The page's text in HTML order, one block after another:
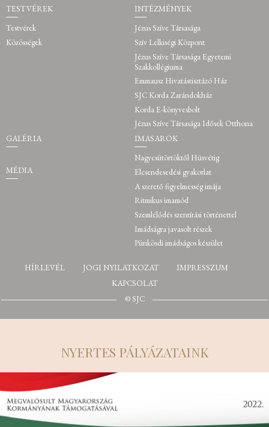
TESTVÉREK
Testvérek
Közösségek
INTÉZMÉNYEK
Jézus Szíve Társasága
Szív Lelkiségi Központ
Jézus Szíve Társasága Egyetemi
Szakkollégiuma
Emmausz Hivatástisztázó Ház
SJC Korda Zarándokház
Korda E-könyvesbolt
Jézus Szíve Társasága Idősek Otthona
GALÉRIA
MÉDIA
IMASAROK
Nagycsütörtöktől Húsvétig
Elcsendesedési gyakorlat
A szerető figyelmesség imája
Ritmikus imamód
Szemlélődés szentírási történettel
Imádságra javasolt részek
Pünkösdi imádságos készület
HÍRLEVÉL JOGI NYILATKOZAT
IMPRESSZUM
KAPCSOLAT
© SJC
NYERTES PÁLYÁZATAINK